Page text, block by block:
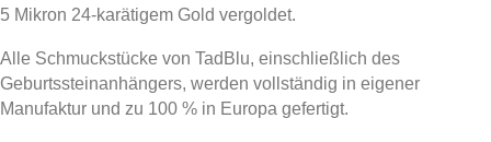
5 Mikron 24-karätigem Gold vergoldet.
Alle Schmuckstücke von TadBlu, einschließlich des
Geburtssteinanhängers, werden vollständig in eigener
Manufaktur und zu 100 % in Europa gefertigt.
Optionen
können
Optionen
können